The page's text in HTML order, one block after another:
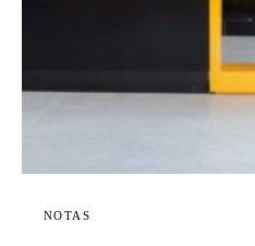
NOTAS